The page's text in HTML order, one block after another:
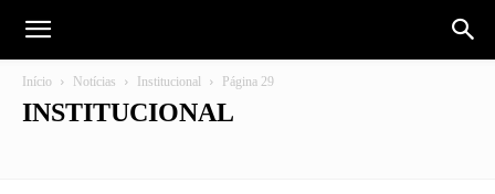
Início Notícias Institucional Página 29
INSTITUCIONAL